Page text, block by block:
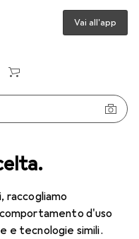
raccogliamo
d'uso
e tecnologie simili.
Vai all'app
per l'astigmatismo 6